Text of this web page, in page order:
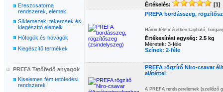
Ereszcsatorna
rendszerek, elemek
Síklemezek, tekercsek és
kiegészítő elemeik
Hófogók és hóvágók
Kiegészítő termékek
PREFA Tetőfedő anyagok
Kiselemes fém tetőfedési
rendszerek
Értékelés:
[1]
PREFA bordásszeg,
Háromféle méretben kapható,
Értékesítési egység: 2.5 kg
Méretek: 3-féle
Színek: 2-féle
PREFA rögzítő Niro-csavar
alátéttel
A PREFA rendszerelemek (szellőző